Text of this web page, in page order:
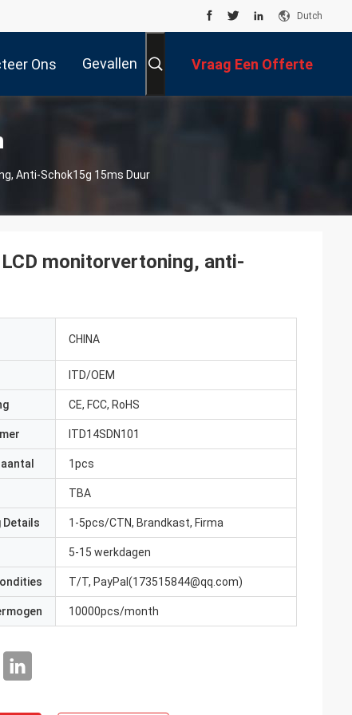
Dutch
Ons Gevallen Vraag Een Offerte
Anti-Schok15g 15ms Duur
monitorvertoning, anti-
CHINA
ITD/OEM
CE, FCC, RoHS
ITD14SDN101
1pcs
TBA
Details 1-5pcs/CTN, Brandkast, Firma
5-15 werkdagen
T/T, PayPal(173515844@qq.com)
10000pcs/month